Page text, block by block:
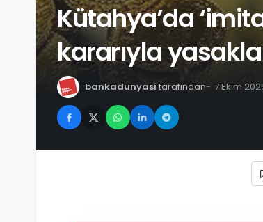
Kütahya’da
kararıyla
bankadunyasi tarafından 7 Ekim